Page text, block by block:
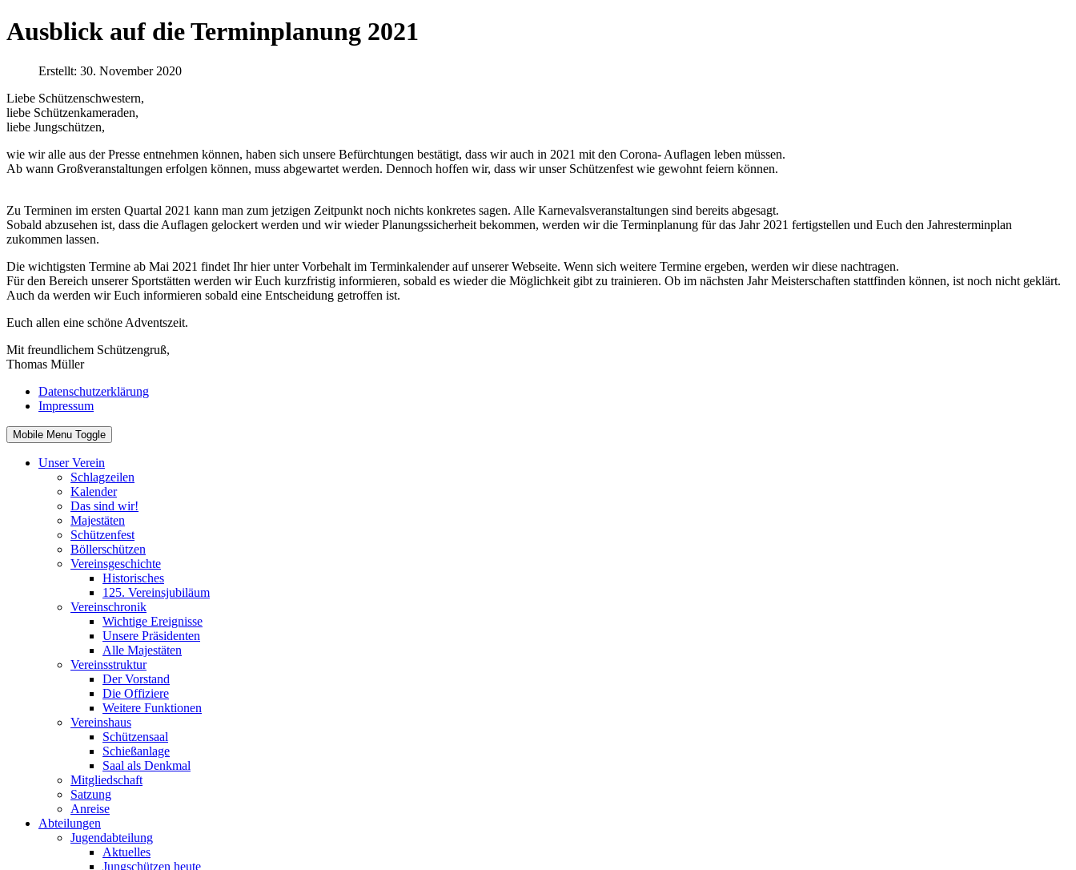
Ausblick auf die Terminplanung 2021
Erstellt: 30. November 2020
Liebe Schützenschwestern,
liebe Schützenkameraden,
liebe Jungschützen,
wie wir alle aus der Presse entnehmen können, haben sich unsere Befürchtungen bestätigt, dass wir auch in 2021 mit den Corona- Auflagen leben müssen.
Ab wann Großveranstaltungen erfolgen können, muss abgewartet werden. Dennoch hoffen wir, dass wir unser Schützenfest wie gewohnt feiern können.
Zu Terminen im ersten Quartal 2021 kann man zum jetzigen Zeitpunkt noch nichts konkretes sagen. Alle Karnevalsveranstaltungen sind bereits abgesagt.
Sobald abzusehen ist, dass die Auflagen gelockert werden und wir wieder Planungssicherheit bekommen, werden wir die Terminplanung für das Jahr 2021 fertigstellen und Euch den Jahresterminplan
zukommen lassen.
Die wichtigsten Termine ab Mai 2021 findet Ihr hier unter Vorbehalt im Terminkalender auf unserer Webseite. Wenn sich weitere Termine ergeben, werden wir diese nachtragen.
Für den Bereich unserer Sportstätten werden wir Euch kurzfristig informieren, sobald es wieder die Möglichkeit gibt zu trainieren. Ob im nächsten Jahr Meisterschaften stattfinden können, ist noch nicht geklärt.
Auch da werden wir Euch informieren sobald eine Entscheidung getroffen ist.
Euch allen eine schöne Adventszeit.
Mit freundlichem Schützengruß,
Thomas Müller
Datenschutzerklärung
Impressum
Mobile Menu Toggle
Unser Verein
Schlagzeilen
Kalender
Das sind wir!
Majestäten
Schützenfest
Böllerschützen
Vereinsgeschichte
Historisches
125. Vereinsjubiläum
Vereinschronik
Wichtige Ereignisse
Unsere Präsidenten
Alle Majestäten
Vereinsstruktur
Der Vorstand
Die Offiziere
Weitere Funktionen
Vereinshaus
Schützensaal
Schießanlage
Saal als Denkmal
Mitgliedschaft
Satzung
Anreise
Abteilungen
Jugendabteilung
Aktuelles
Jungschützen heute